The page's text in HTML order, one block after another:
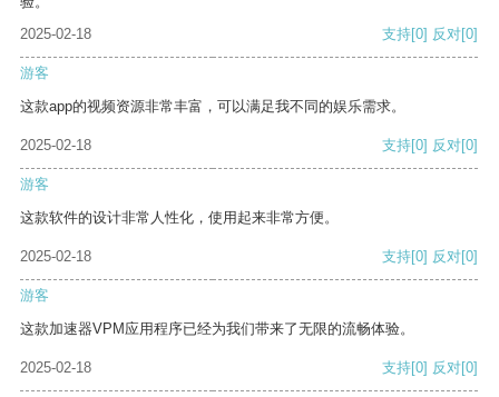
2025-02-18
支持[0] 反对[0]
游客
这款app的视频资源非常丰富，可以满足我不同的娱乐需求。
2025-02-18 支持[0] 反对[0]
游客
这款软件的设计非常人性化，使用起来非常方便。
2025-02-18 支持[0] 反对[0]
游客
这款加速器VPM应用程序已经为我们带来了无限的流畅体验。
2025-02-18 支持[0] 反对[0]